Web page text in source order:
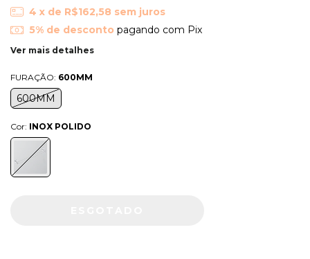
4 x de R$162,58 sem juros
5% de desconto pagando com Pix
Ver mais detalhes
FURAÇÃO: 600MM
600MM
Cor: INOX POLIDO